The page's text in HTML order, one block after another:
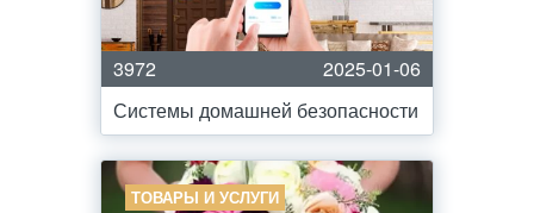
3972
2025-01-06
Системы домашней безопасности
ТОВАРЫ И УСЛУГИ